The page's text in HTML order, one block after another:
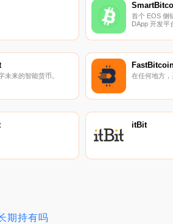
首个 EOS 侧
DApp 开发平
未来的智能货币。 在任何地方，
itBit
期持有吗